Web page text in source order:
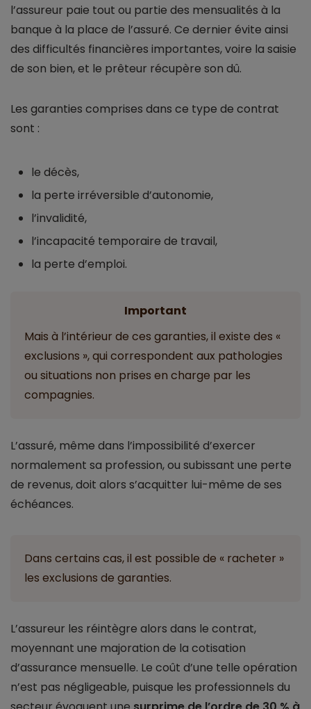
l’assureur paie tout ou partie des mensualités à la
banque à la place de l’assuré. Ce dernier évite ainsi
des difficultés financières importantes, voire la saisie
de son bien, et le prêteur récupère son dû.
Les garanties comprises dans ce type de contrat
sont :
le décès,
la perte irréversible d’autonomie,
l’invalidité,
l’incapacité temporaire de travail,
la perte d’emploi.
Important
Mais à l’intérieur de ces garanties, il existe des «
exclusions », qui correspondent aux pathologies
ou situations non prises en charge par les
compagnies.
L’assuré, même dans l’impossibilité d’exercer
normalement sa profession, ou subissant une perte
de revenus, doit alors s’acquitter lui-même de ses
échéances.
Dans certains cas, il est possible de « racheter »
les exclusions de garanties.
L’assureur les réintègre alors dans le contrat,
moyennant une majoration de la cotisation
d’assurance mensuelle. Le coût d’une telle opération
n’est pas négligeable, puisque les professionnels du